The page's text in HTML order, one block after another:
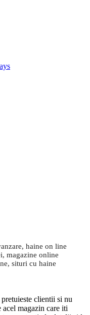
haine on line
magazine online
situri cu haine
clientii si nu
acel magazin care iti